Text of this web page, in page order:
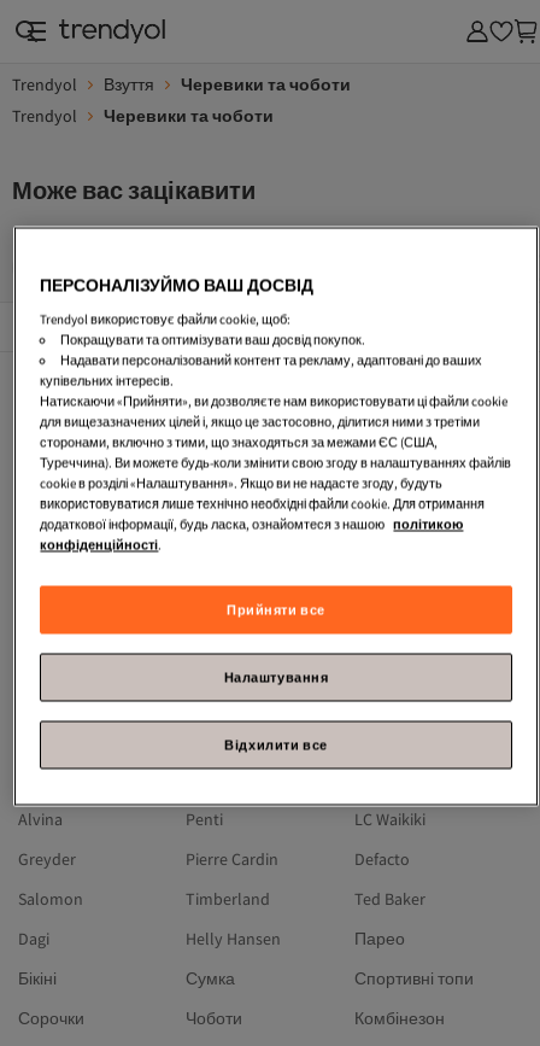
Trendyol Взуття
Черевики та чоботи
Trendyol
Черевики та чоботи
Може вас зацікавити
Популярні сторінки
Nike
MANGO
Crocs
Asics
UGG
Tommy Hilfiger
Guess
Calvin Klein
Vans
The North Face
Lacoste
Columbia
Birkenstock
Dr Martens
hummel
Koton
Slazenger
Under Armour
Valentino
Skechers
Moschino
Alvina
Penti
LC Waikiki
Greyder
Pierre Cardin
Defacto
Salomon
Timberland
Ted Baker
Dagi
Helly Hansen
Парео
Бікіні
Сумка
Спортивні топи
Сорочки
Чоботи
Комбінезон
ПЕРСОНАЛІЗУЙМО ВАШ ДОСВІД
Trendyol використовує файли cookie, щоб:
Покращувати та оптимізувати ваш досвід покупок.
Надавати персоналізований контент та рекламу, адаптовані до ваших
купівельних інтересів.
Натискаючи «Прийняти», ви дозволяєте нам використовувати ці файли cookie
для вищезазначених цілей і, якщо це застосовно, ділитися ними з третіми
сторонами, включно з тими, що знаходяться за межами ЄС (США,
Туреччина). Ви можете будь-коли змінити свою згоду в налаштуваннях файлів
cookie в розділі «Налаштування». Якщо ви не надасте згоду, будуть
використовуватися лише технічно необхідні файли cookie. Для отримання
додаткової інформації, будь ласка, ознайомтеся з нашою політикою
конфіденційності.
Прийняти все
Налаштування
Відхилити все